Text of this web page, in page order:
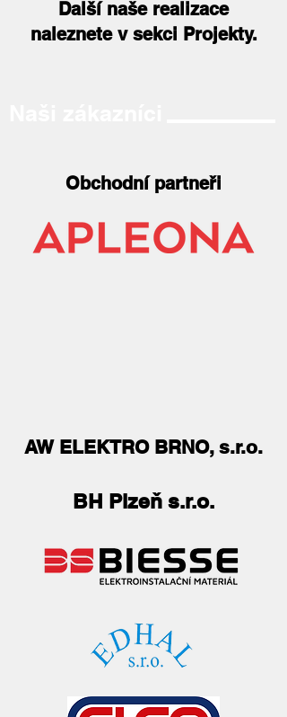
Další naše realizace
naleznete v sekci Projekty.
Obchodní partneři
AW ELEKTRO BRNO, s.r.o.
BH Plzeň s.r.o.